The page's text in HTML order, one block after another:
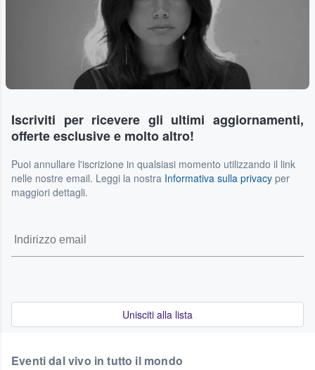
Iscriviti per ricevere gli ultimi aggiornamenti,
offerte esclusive e molto altro!
Puoi annullare l'iscrizione in qualsiasi momento utilizzando il link
nelle nostre email. Leggi la nostra Informativa sulla privacy per
maggiori dettagli.
Unisciti alla lista
Eventi dal vivo in tutto il mondo